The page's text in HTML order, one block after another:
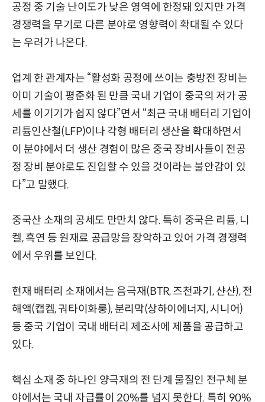
공정 중 기술 난이도가 낮은 영역에 한정돼 있지만 가격
경쟁력을 무기로 다른 분야로 영향력이 확대될 수 있다
는 우려가 나온다.
업계 한 관계자는 “활성화 공정에 쓰이는 충방전 장비는
이미 기술이 평준화 된 만큼 국내 기업이 중국의 저가 공
세를 이기기가 쉽지 않다”면서 “최근 국내 배터리 기업이
리튬인산철(LFP)이나 각형 배터리 생산을 확대하면서
이 분야에서 더 생산 경험이 많은 중국 장비사들이 전공
정 장비 분야로도 진입할 수 있을 것이라는 불안감이 있
다”고 말했다.
중국산 소재의 공세도 만만치 않다. 특히 중국은 리튬, 니
켈, 흑연 등 원재료 공급망을 장악하고 있어 가격 경쟁력
에서 우위를 보인다.
현재 배터리 소재에서는 음극재(BTR, 즈천과기, 샨샨), 전
해액(캡켐, 궈타이화룽), 분리막(상하이에너지, 시니어)
등 중국 기업이 국내 배터리 제조사에 제품을 공급하고
있다.
핵심 소재 중 하나인 양극재의 전 단계 물질인 전구체 분
야에서는 국내 자급률이 20%를 넘지 못한다. 특히 90%